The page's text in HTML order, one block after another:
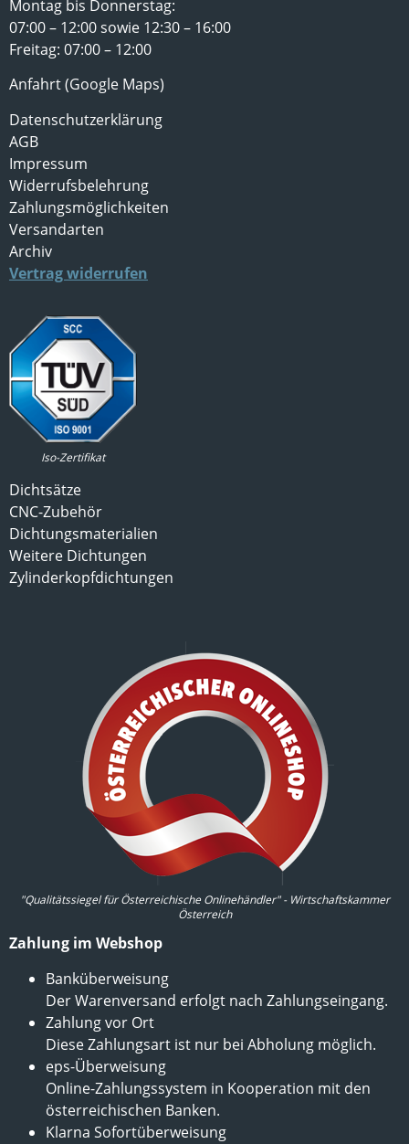
Montag bis Donnerstag:
07:00 – 12:00 sowie 12:30 – 16:00
Freitag: 07:00 – 12:00
Anfahrt (Google Maps)
Datenschutzerklärung
AGB
Impressum
Widerrufsbelehrung
Zahlungsmöglichkeiten
Versandarten
Archiv
Vertrag widerrufen
Iso-Zertifikat
Dichtsätze
CNC-Zubehör
Dichtungsmaterialien
Weitere Dichtungen
Zylinderkopfdichtungen
"Qualitätssiegel für Österreichische Onlinehändler" - Wirtschaftskammer
Österreich
Zahlung im Webshop
Banküberweisung
Der Warenversand erfolgt nach Zahlungseingang.
Zahlung vor Ort
Diese Zahlungsart ist nur bei Abholung möglich.
eps-Überweisung
Online-Zahlungssystem in Kooperation mit den
österreichischen Banken.
Klarna Sofortüberweisung